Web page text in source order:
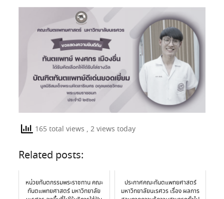
165 total views , 2 views today
Related posts:
หน่วยทันตกรรมพระราชทาน คณะ
ทันตแพทยศาสตร์ มหาวิทยาลัย
ประกาศคณะทันตแพทยศาสตร์
มหาวิทยาลัยนเรศวร เรื่อง ผลการ